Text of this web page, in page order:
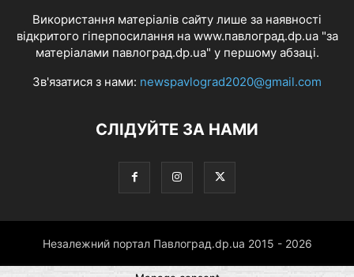
Використання матеріалів сайту лише за наявності
відкритого гіперпосилання на www.павлоград.dp.ua "за
матеріалами павлоград.dp.ua" у першому абзаці.
Зв'язатися з нами: newspavlograd2020@gmail.com
СЛІДУЙТЕ ЗА НАМИ
Незалежний портал Павлоград.dp.ua 2015 - 2026